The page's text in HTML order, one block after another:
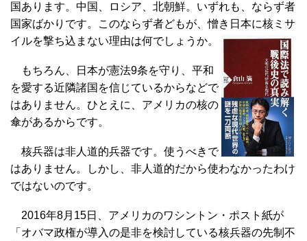
国あります。中国、ロシア、北朝鮮。いずれも、ならず者
国家ばかりです。このならず者どもが、憎き日本に核ミサ
イルを撃ち込まない理由は何でしょうか。
もちろん、日本が憲法9条を守り、平和
を愛する近隣諸国を信じているからなどで
はありません。ひとえに、アメリカの核の
傘があるからです。
核兵器は非人道的兵器です。使うべきで
はありません。しかし、非人道的だから使わなかったわけ
ではないのです。
2016年8月15日、アメリカのワシントン・ポスト紙が
「オバマ政権が導入の是非を検討している核兵器の先制不